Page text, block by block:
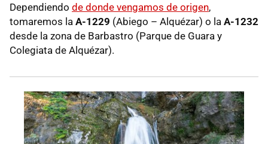
Dependiendo de donde vengamos de origen,
tomaremos la A-1229 (Abiego – Alquézar) o la A-1232
desde la zona de Barbastro (Parque de Guara y
Colegiata de Alquézar).